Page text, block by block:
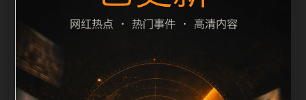
同角度补充事件背景、访问场景、相关问题或专题入
口，降低站群页面之间的重复感。页面底部保留同类推
荐、上一篇下一篇和 sitemap 入口，保证重要页面点击
深度尽量控制在三次以内。正文维护时可按用户搜索路
径补充三类信息：入口是否稳定、同栏目还有哪些可继